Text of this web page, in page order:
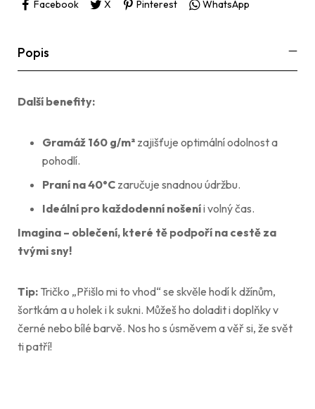
Facebook X Pinterest WhatsApp
Popis
Další benefity:
Gramáž 160 g/m² zajišťuje optimální odolnost a
pohodlí.
Praní na 40°C zaručuje snadnou údržbu.
Ideální pro každodenní nošeníi volný čas.
Imagina – oblečení, které tě podpoří na cestě za
tvými sny!
Tip: Tričko „Přišlo mi to vhod“ se skvěle hodí k džínům,
šortkám a u holek i k sukni. Můžeš ho doladit i doplňky v
černé nebo bílé barvě. Nos ho s úsměvem a věř si, že svět
ti patří!